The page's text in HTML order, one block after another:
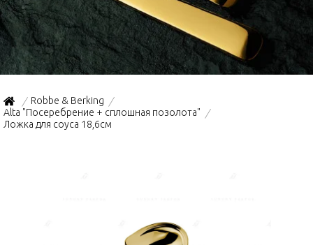
/ Robbe & Berking /
Alta "Посеребрение + сплошная позолота" /
Ложка для соуса 18,6см